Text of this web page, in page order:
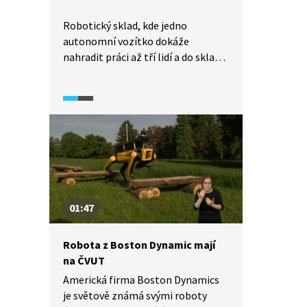
ředitele Českého institutu
informatiky, robotiky a kybernetiky
z ČVUT Praha.
Robotický sklad, kde jedno
autonomní vozítko dokáže
nahradit práci až tří lidí a do skladu
odborníků firmy Systematic
a Technické univerzity v Liberci.
Neunavitelné skladníky řídí
algoritmus, který hledá co
nejefektivnější cesty. Tento systém
má stále své nedostatky, ale jeho
autoři věří, že by mohl přinést
do skladového hospodářství
01:47
Robota z Boston Dynamic mají
na ČVUT
Americká firma Boston Dynamics
je světově známá svými roboty